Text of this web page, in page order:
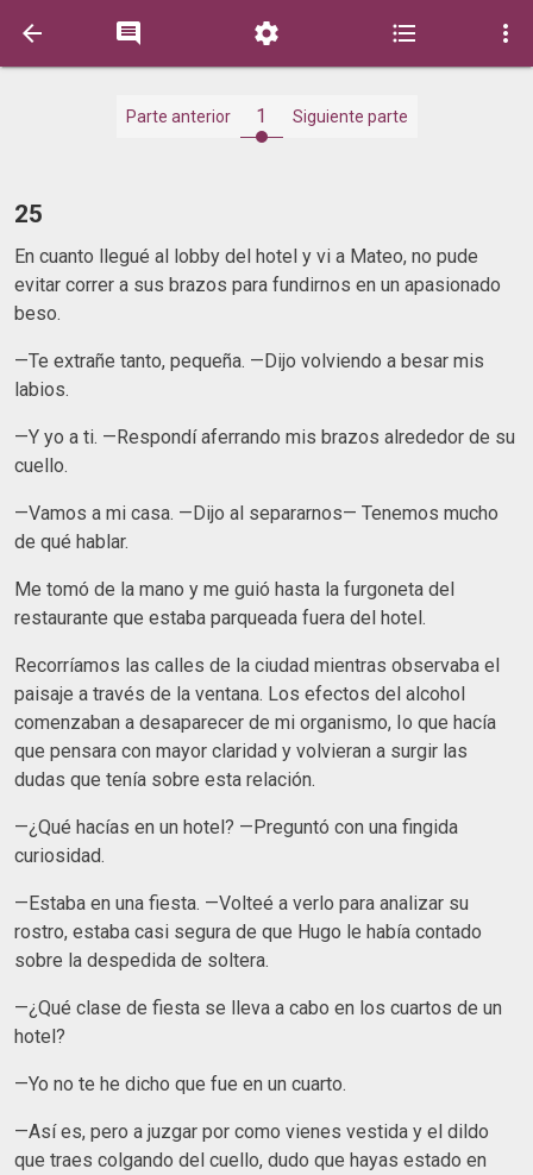
    
Parte anterior 1 Siguiente parte
25
En cuanto llegué al lobby del hotel y vi a Mateo, no pude
evitar correr a sus brazos para fundirnos en un apasionado
beso.
—Te extrañe tanto, pequeña. —Dijo volviendo a besar mis
labios.
—Y yo a ti. —Respondí aferrando mis brazos alrededor de su
cuello.
—Vamos a mi casa. —Dijo al separarnos— Tenemos mucho
de qué hablar.
Me tomó de la mano y me guió hasta la furgoneta del
restaurante que estaba parqueada fuera del hotel.
Recorríamos las calles de la ciudad mientras observaba el
paisaje a través de la ventana. Los efectos del alcohol
comenzaban a desaparecer de mi organismo, Io que hacía
que pensara con mayor claridad y volvieran a surgir las
dudas que tenía sobre esta relación.
—¿Qué hacías en un hotel? —Preguntó con una fingida
curiosidad.
—Estaba en una fiesta. —Volteé a verlo para analizar su
rostro, estaba casi segura de que Hugo le había contado
sobre la despedida de soltera.
—¿Qué clase de fiesta se lleva a cabo en los cuartos de un
hotel?
—Yo no te he dicho que fue en un cuarto.
—Así es, pero a juzgar por como vienes vestida y el dildo
que traes colgando del cuello, dudo que hayas estado en